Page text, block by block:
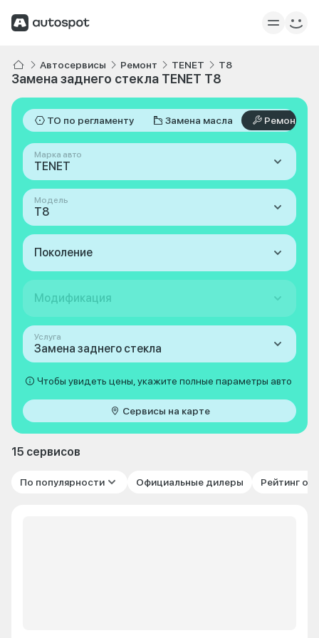
Автосервисы Ремонт TENET T8
Замена заднего стекла TENET T8
ТО по регламенту Замена масла Ремонт
Марка авто
TENET
Модель
T8
Поколение
Модификация
Услуга
Замена заднего стекла
Чтобы увидеть цены, укажите полные параметры авто
Сервисы на карте
15 сервисов
По популярности Официальные дилеры Рейтинг